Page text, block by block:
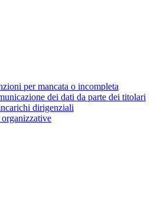
per mancata o incompleta
dei dati da parte dei titolari
dirigenziali